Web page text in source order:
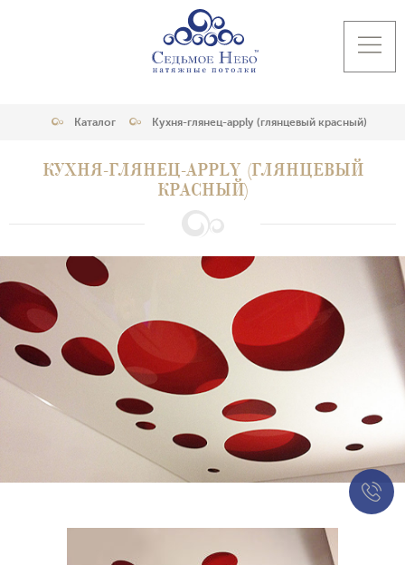
Каталог Кухня-глянец-apply (глянцевый красный)
КУХНЯ-ГЛЯНЕЦ-APPLY (ГЛЯНЦЕВЫЙ
КРАСНЫЙ)